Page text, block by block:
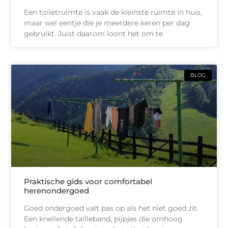
Een toiletruimte is vaak de kleinste ruimte in huis,
maar wel eentje die je meerdere keren per dag
gebruikt. Juist daarom loont het om te
BLOG
Praktische gids voor comfortabel
herenondergoed
Goed ondergoed valt pas op als het niet goed zit.
Een knellende tailleband, pijpjes die omhoog